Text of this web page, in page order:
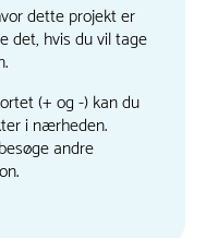
dette projekt er
det, hvis du vil tage
(+ og -) kan du
i nærheden.
andre